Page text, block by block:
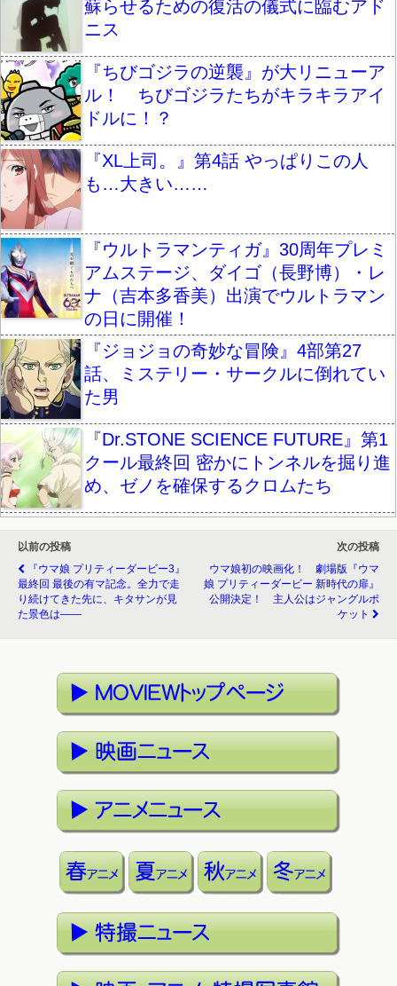
蘇らせるための復活の儀式に臨むアド
ニス
『ちびゴジラの逆襲』が大リニューア
ル！ ちびゴジラたちがキラキラアイ
ドルに！？
『XL上司。』第4話 やっぱりこの人
も…大きい……
『ウルトラマンティガ』30周年プレミ
アムステージ、ダイゴ（長野博）・レ
ナ（吉本多香美）出演でウルトラマン
の日に開催！
『ジョジョの奇妙な冒険』4部第27
話、ミステリー・サークルに倒れてい
た男
『Dr.STONE SCIENCE FUTURE』第1
クール最終回 密かにトンネルを掘り進
め、ゼノを確保するクロムたち
以前の投稿
『ウマ娘 プリティーダービー3』
最終回 最後の有マ記念。全力で走
り続けてきた先に、キタサンが見
た景色は――
次の投稿
ウマ娘初の映画化！ 劇場版『ウマ
娘 プリティーダービー 新時代の扉』
公開決定！ 主人公はジャングルポ
ケット